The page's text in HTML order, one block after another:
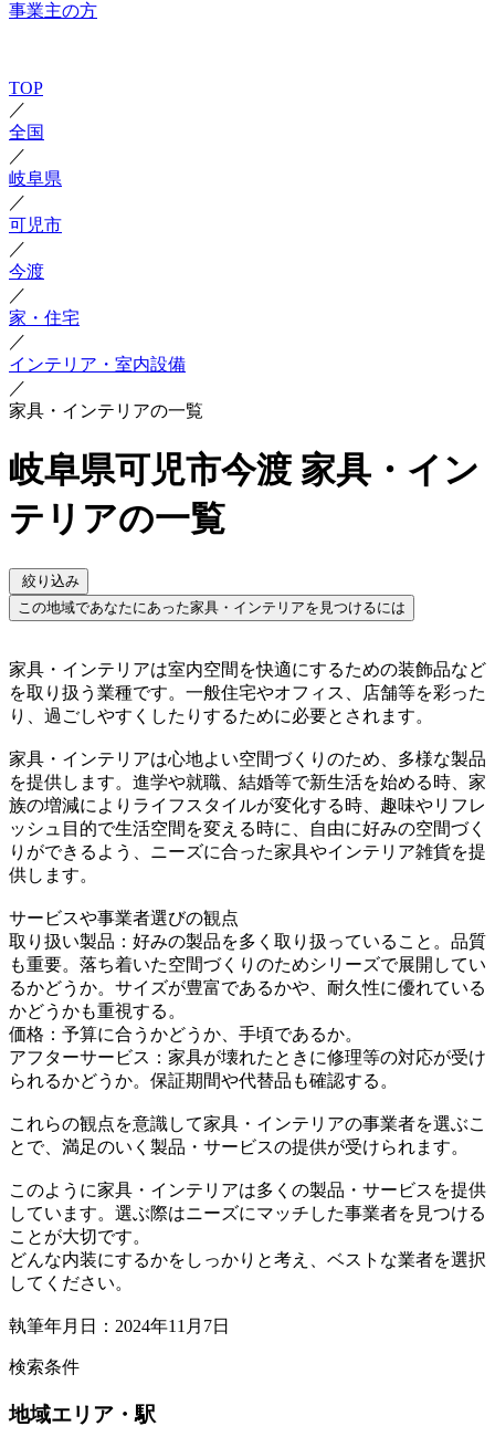
事業主の方
TOP
／
全国
／
岐阜県
／
可児市
／
今渡
／
家・住宅
／
インテリア・室内設備
／
家具・インテリアの一覧
岐阜県可児市今渡 家具・イン
テリアの一覧
絞り込み
この地域であなたにあった家具・インテリアを見つけるには
家具・インテリアは室内空間を快適にするための装飾品など
を取り扱う業種です。一般住宅やオフィス、店舗等を彩った
り、過ごしやすくしたりするために必要とされます。
家具・インテリアは心地よい空間づくりのため、多様な製品
を提供します。進学や就職、結婚等で新生活を始める時、家
族の増減によりライフスタイルが変化する時、趣味やリフレ
ッシュ目的で生活空間を変える時に、自由に好みの空間づく
りができるよう、ニーズに合った家具やインテリア雑貨を提
供します。
サービスや事業者選びの観点
取り扱い製品：好みの製品を多く取り扱っていること。品質
も重要。落ち着いた空間づくりのためシリーズで展開してい
るかどうか。サイズが豊富であるかや、耐久性に優れている
かどうかも重視する。
価格：予算に合うかどうか、手頃であるか。
アフターサービス：家具が壊れたときに修理等の対応が受け
られるかどうか。保証期間や代替品も確認する。
これらの観点を意識して家具・インテリアの事業者を選ぶこ
とで、満足のいく製品・サービスの提供が受けられます。
このように家具・インテリアは多くの製品・サービスを提供
しています。選ぶ際はニーズにマッチした事業者を見つける
ことが大切です。
どんな内装にするかをしっかりと考え、ベストな業者を選択
してください。
執筆年月日：2024年11月7日
検索条件
地域エリア・駅